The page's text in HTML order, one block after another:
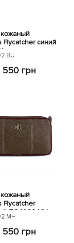
Flycatcher синий
BU
550 грн
Flycatcher
TC4002 MH
MH
550 грн